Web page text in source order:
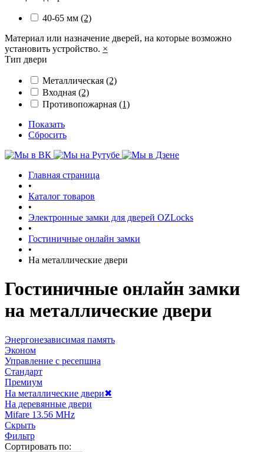
40-65 мм (2)
Материал или назначение дверей, на которые возможно
установить устройство. ×
Тип двери
Металлическая (2)
Входная (2)
Противопожарная (1)
Показать
Сбросить
Главная страница
•
Каталог товаров
•
Электронные замки для дверей OZLocks
•
Гостиничные онлайн замки
•
На металлические двери
Гостиничные онлайн замки
на металлические двери
Энергонезависимая память
Эконом
Управление с ресепшна
Стандарт
Премиум
На металлические двери✖
На деревянные двери
Mifare 13.56 MHz
Скрыть
Фильтр
Сортировать по: